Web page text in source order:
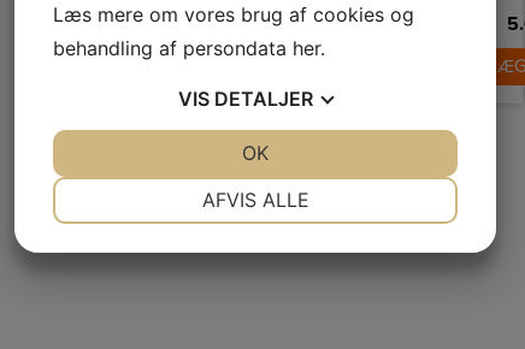
i
Læs mere om vores brug af cookies og
behandling af persondata her.
VIS DETALJER
AFVIS ALLE
OK